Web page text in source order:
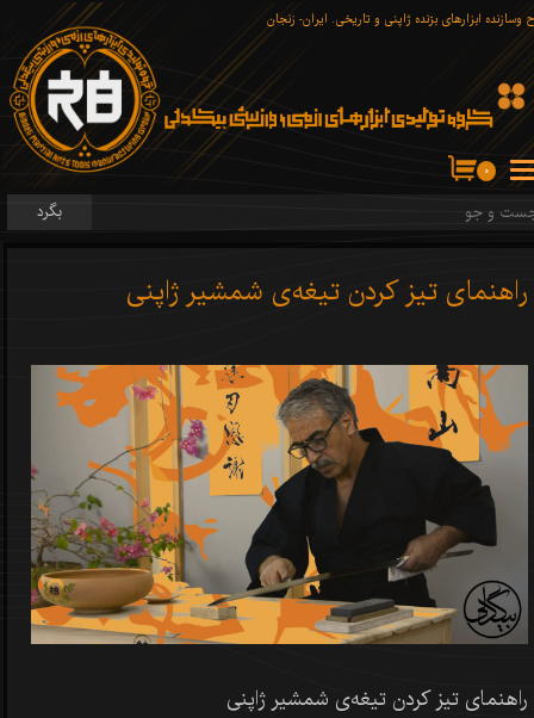
وسازنده ابزارهای برّنده ژاپنی و تاریخی. ایران- زنجان
۰
بگرد
راهنمای تیز کردن تیغه‌ی شمشیر ژاپنی
راهنمای تیز کردن تیغه‌ی شمشیر ژاپنی